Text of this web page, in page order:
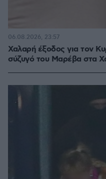
Χαλαρή έξοδος για τον
σύζυγό του Μαρέβα στα
06.08.2026, 23:57